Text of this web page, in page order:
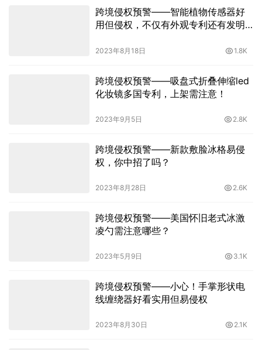
跨境侵权预警——智能植物传感器好
用但侵权，不仅有外观专利还有发明
2023年8月18日 1.8K
跨境侵权预警——吸盘式折叠伸缩led
化妆镜多国专利，上架需注意！
2023年9月5日 2.8K
跨境侵权预警——新款敷脸冰格易侵
权，你中招了吗？
2023年8月28日 2.6K
跨境侵权预警——美国怀旧老式冰激
凌勺需注意哪些？
2023年5月9日 3.1K
跨境侵权预警——小心！手掌形状电
线缠绕器好看实用但易侵权
2023年8月30日 2.1K